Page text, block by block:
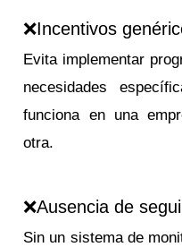
❌Incentivos
Evita implementar
necesidades
funciona en una
otra.
❌Ausencia de
Sin un sistema de